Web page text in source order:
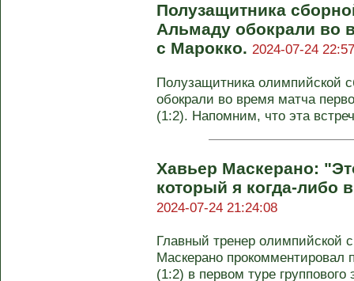
Полузащитника
Альмаду обокрали во
с Марокко. 2024-07-24
Полузащитника олимпийской
обокрали во время матча
(1:2). Напомним, что эта
Хавьер Маскерано:
который я когда-либо
2024-07-24 21:24:08
Главный тренер олимпийской
Маскерано прокомментировал
(1:2) в первом туре группового